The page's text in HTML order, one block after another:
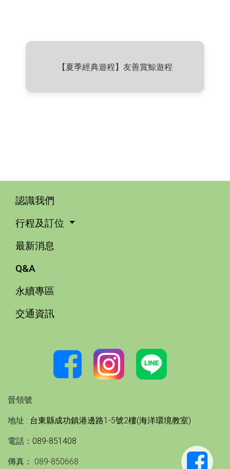
【夏季經典遊程】友善賞鯨遊程
認識我們
行程及訂位
最新消息
Q&A
永續專區
交通資訊
晉領號
地址 : 台東縣成功鎮港邊路1-5號2樓(海洋環境教室)
電話： 089-851408
傳真： 089-850668